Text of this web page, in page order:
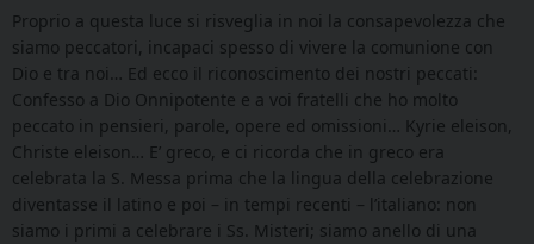
Proprio a questa luce si risveglia in noi la consapevolezza che
siamo peccatori, incapaci spesso di vivere la comunione con
Dio e tra noi… Ed ecco il riconoscimento dei nostri peccati:
Confesso a Dio Onnipotente e a voi fratelli che ho molto
peccato in pensieri, parole, opere ed omissioni… Kyrie eleison,
Christe eleison… E’ greco, e ci ricorda che in greco era
celebrata la S. Messa prima che la lingua della celebrazione
diventasse il latino e poi – in tempi recenti – l’italiano: non
siamo i primi a celebrare i Ss. Misteri; siamo anello di una